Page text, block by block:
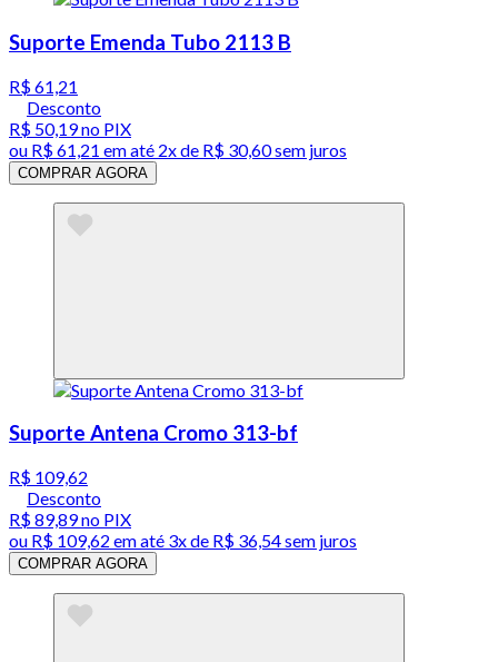
Suporte Emenda Tubo 2113 B
R$ 61,21
Desconto
R$ 50,19no PIX
ou R$ 61,21 em até 2x de R$ 30,60 sem juros
COMPRAR AGORA
Suporte Antena Cromo 313-bf
R$ 109,62
Desconto
R$ 89,89no PIX
ou R$ 109,62 em até 3x de R$ 36,54 sem juros
COMPRAR AGORA